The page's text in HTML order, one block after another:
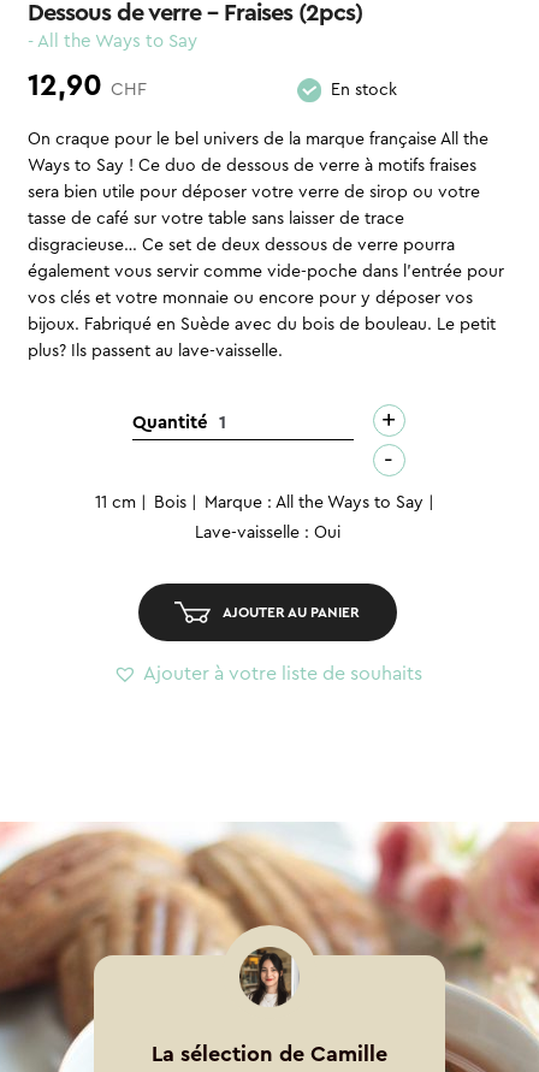
Dessous de verre – Fraises (2pcs)
- All the Ways to Say
12,90 CHF En stock
On craque pour le bel univers de la marque française All the
Ways to Say ! Ce duo de dessous de verre à motifs fraises
sera bien utile pour déposer votre verre de sirop ou votre
tasse de café sur votre table sans laisser de trace
disgracieuse… Ce set de deux dessous de verre pourra
également vous servir comme vide-poche dans l’entrée pour
vos clés et votre monnaie ou encore pour y déposer vos
bijoux. Fabriqué en Suède avec du bois de bouleau. Le petit
plus? Ils passent au lave-vaisselle.
Quantitéquantité
de
verre
(2pcs)
+
-
11 cm Bois
Marque : All the Ways to Say
Lave-vaisselle : Oui
AJOUTER AU PANIER
Ajouter à votre liste de souhaits
La sélection de Camille